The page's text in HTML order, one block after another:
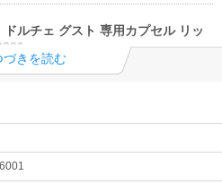
ルチェ グスト 専用カプセル リッ
が、シルクのようになめらかなクレマか
使用した、赤ブドウを思わせるコクと、
い。
120mm
づきを読む